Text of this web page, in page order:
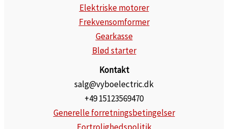
Elektriske motorer
Frekvensomformer
Gearkasse
Blød starter
Kontakt
salg@vyboelectric.dk
+49 15123569470
Generelle forretningsbetingelser